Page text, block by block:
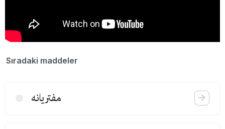
Sıradaki maddeler
مفتریانه